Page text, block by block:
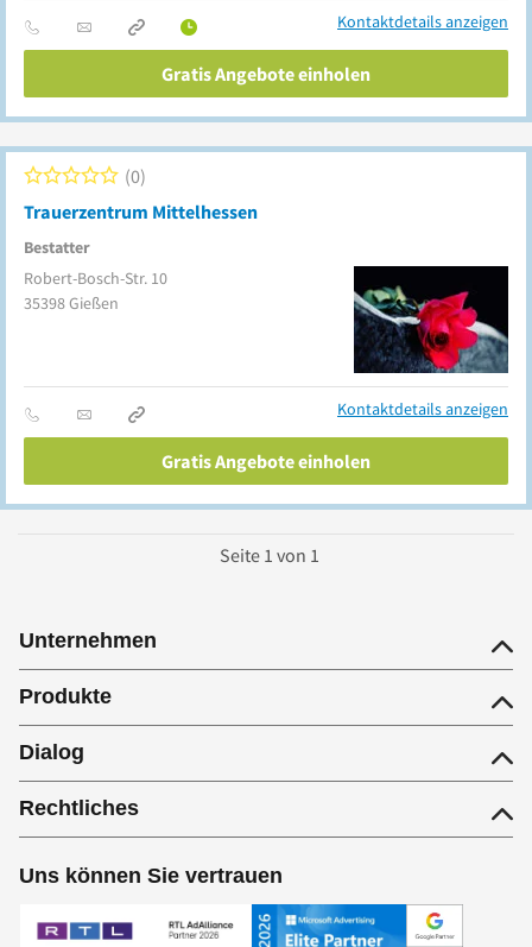
Kontaktdetails anzeigen
Gratis Angebote einholen
Trauerzentrum Mittelhessen
Bestatter
0
Robert-Bosch-Str. 10
35398Gießen
Kontaktdetails anzeigen
Gratis Angebote einholen
Seite 1 von 1
Unternehmen
Produkte
Dialog
Rechtliches
Uns können Sie vertrauen